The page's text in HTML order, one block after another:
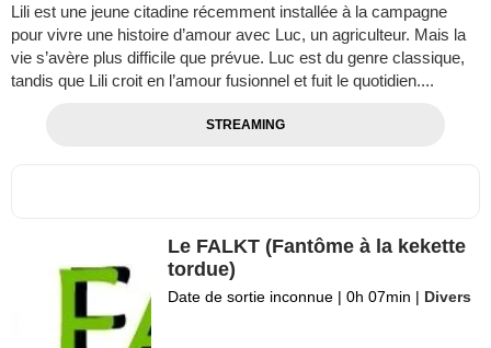
Lili est une jeune citadine récemment installée à la campagne
pour vivre une histoire d’amour avec Luc, un agriculteur. Mais la
vie s’avère plus difficile que prévue. Luc est du genre classique,
tandis que Lili croit en l’amour fusionnel et fuit le quotidien....
STREAMING
Le FALKT (Fantôme à la kekette
tordue)
Date de sortie inconnue | 0h 07min | Divers